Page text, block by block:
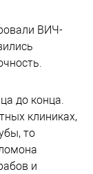
ВИЧ-
до конца.
клиниках,
то
и